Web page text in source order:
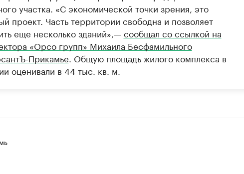
участка. «С экономической точки зрения, это
проект. Часть территории свободна и позволяет
еще несколько зданий»,—сообщал со ссылкой на
«Орсо групп» Михаила Бесфамильного
Прикамье . Общую площадь жилого комплекса в
оценивали в 44 тыс. кв. м.